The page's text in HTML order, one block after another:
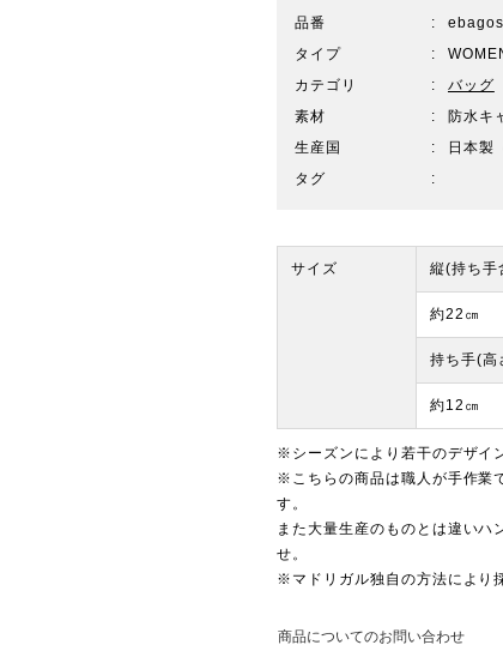
品番
タイプ
カテゴリ
バッグ
素材
防水キ
生産国
日本製
タグ
サイズ 縦(持ち手
約22㎝
持ち手(高
約12㎝
※シーズンにより若干のデザイ
※こちらの商品は職人が手作業
す。
また大量生産のものとは違いハ
せ。
※マドリガル独自の方法により
商品についてのお問い合わせ